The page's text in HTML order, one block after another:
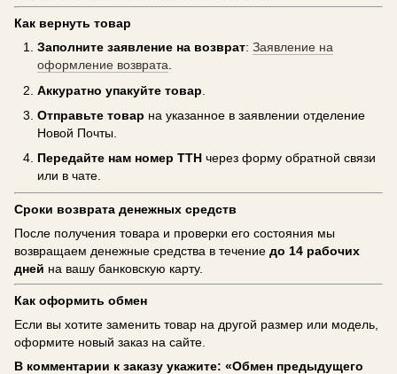
Как вернуть товар
Заполните заявление на возврат: Заявление на
оформление возврата
Аккуратно упакуйте товар
Отправьте товар на указанное в заявлении отделение
Новой Почты.
Передайте нам номер ТТН через форму обратной связи
или в чате.
Сроки возврата денежных средств
После получения товара и проверки его состояния мы
возвращаем денежные средства в течение до 14 рабочих
дней на вашу банковскую карту.
Как оформить обмен
Если вы хотите заменить товар на другой размер или модель,
оформите новый заказ на сайте.
В комментарии к заказу укажите: «Обмен предыдущего